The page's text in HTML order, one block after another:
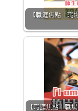
【職涯焦點｜職
【職涯焦點｜職